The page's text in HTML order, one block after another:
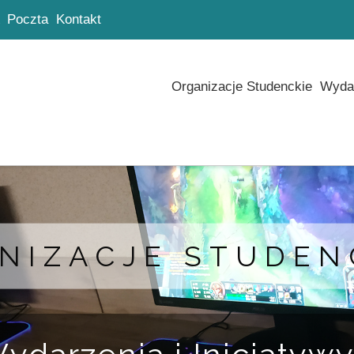
Poczta Kontakt
Organizacje Studenckie